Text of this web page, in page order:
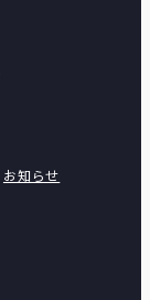
お知らせ